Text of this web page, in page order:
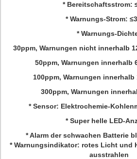
* Bereitschaftsstrom:
* Warnungs-Strom:
* Warnungs-
30ppm, Warnungen nicht innerhalb
50ppm, Warnungen innerhalb
100ppm, Warnungen innerhalb
300ppm, Warnungen
* Sensor: Elektrochemie-
* Super helle LED-
* Alarm der schwachen Batterie
* Warnungsindikator: rotes Licht und
ausstrahlen